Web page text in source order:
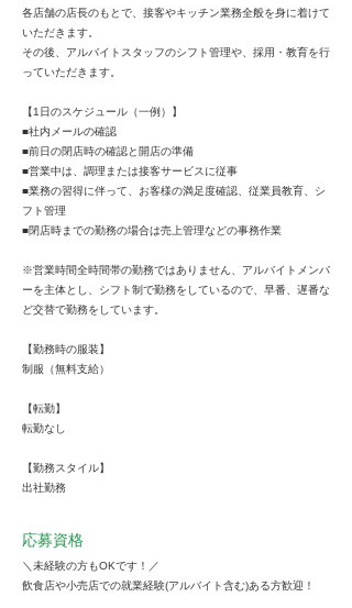
各店舗の店長のもとで、接客やキッチン業務全般を身に着けて
いただきます。
その後、アルバイトスタッフのシフト管理や、採用・教育を行
っていただきます。
【1日のスケジュール（一例）】
■社内メールの確認
■前日の閉店時の確認と開店の準備
■営業中は、調理または接客サービスに従事
■業務の習得に伴って、お客様の満足度確認、従業員教育、シ
フト管理
■閉店時までの勤務の場合は売上管理などの事務作業
※営業時間全時間帯の勤務ではありません、アルバイトメンバ
ーを主体とし、シフト制で勤務をしているので、早番、遅番な
ど交替で勤務をしています。
【勤務時の服装】
制服（無料支給）
【転勤】
転勤なし
【勤務スタイル】
出社勤務
応募資格
＼未経験の方もOKです！／
飲食店や小売店での就業経験(アルバイト含む)ある方歓迎！